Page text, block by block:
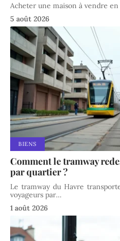
Acheter une maison à vendre
5 août 2026
BIENS
Comment le tramway
par quartier ?
Le tramway du Havre
voyageurs par…
1 août 2026